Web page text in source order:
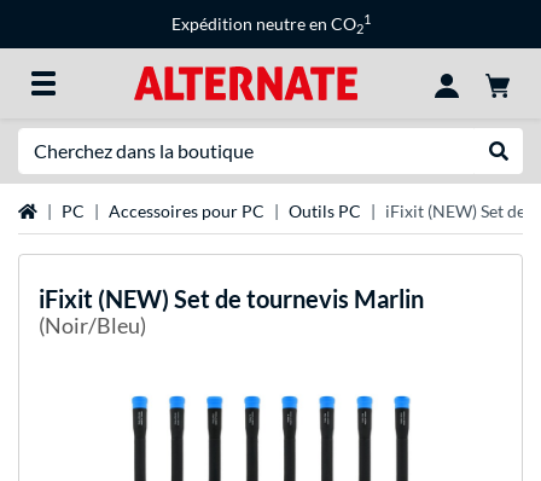
Expédition neutre en CO2
1
Page d'accueil
PC Accessoires pour PC Outils PC iFixit (NEW) Set de
iFixit (NEW) Set de tournevis Marlin
(Noir/Bleu)